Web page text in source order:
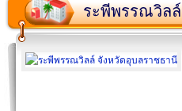
ระพีพรรณวิลล์